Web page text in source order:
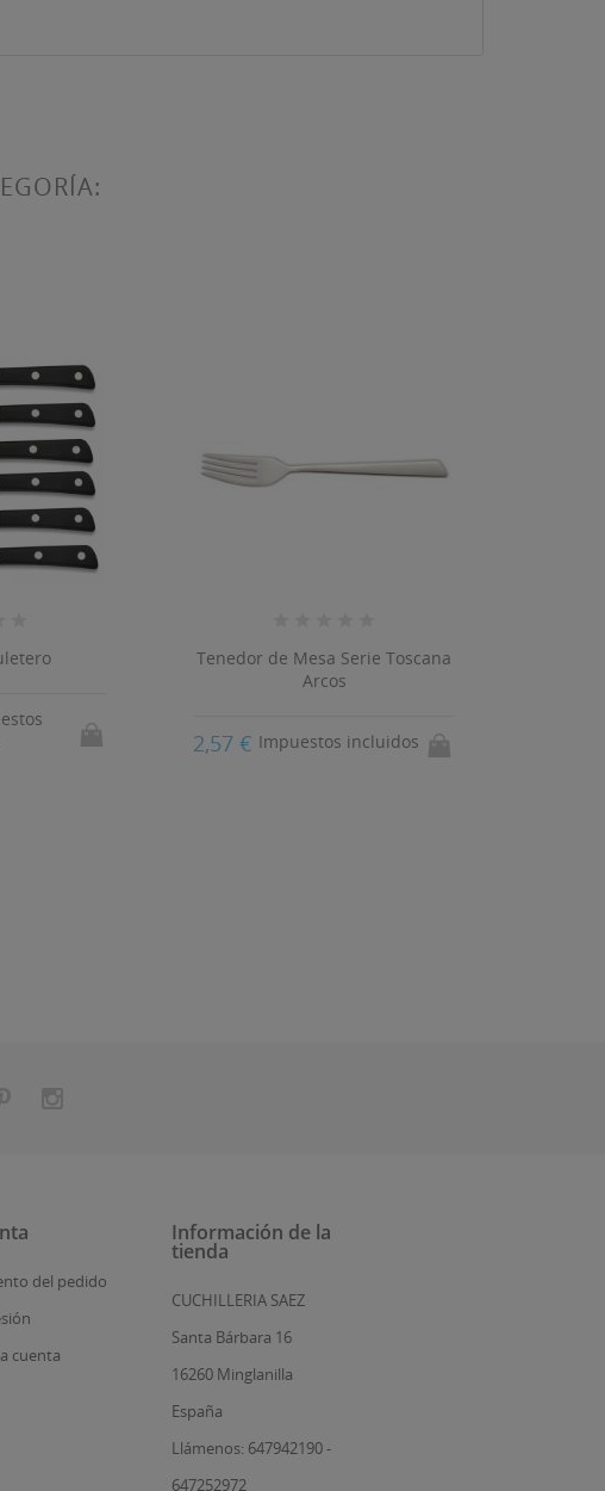
Tenedor de Mesa Serie Toscana
Arcos
2,57 € Impuestos incluidos
del pedido
cuenta
Información de la
tienda
CUCHILLERIA SAEZ
Santa Bárbara 16
16260 Minglanilla
España
Llámenos: 647942190 -
647252972